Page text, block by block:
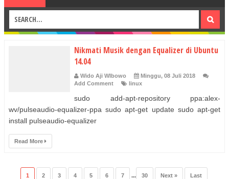
Nikmati Musik dengan Equalizer di Ubuntu
14.04
Wido Aji WIbowo
Minggu, 08 Juli 2018
Add Comment
linux
sudo add-apt-repository ppa:alex-
wv/pulseaudio-equalizer-ppa sudo apt-get update sudo apt-get
install pulseaudio-equalizer
Read More
1 2 3 4 5 6 7 ... 30 Next » Last